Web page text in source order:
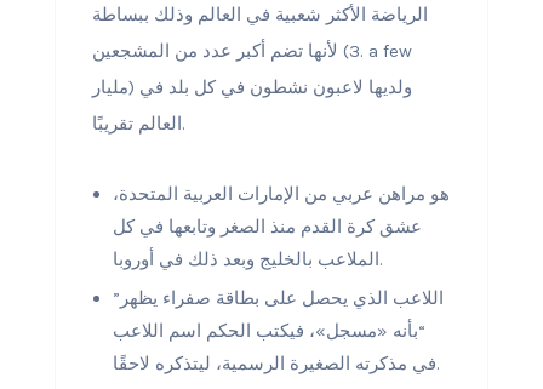
الرياضة الأكثر شعبية في العالم وذلك ببساطة
لأنها تضم أكبر عدد من المشجعين (3. a few
مليار) ولديها لاعبون نشطون في كل بلد في
العالم تقريبًا.
هو مراهن عربي من الإمارات العربية المتحدة،
عشق كرة القدم منذ الصغر وتابعها في كل
الملاعب بالخليج وبعد ذلك في أوروبا.
اللاعب الذي يحصل على بطاقة صفراء يظهر”
“بأنه «مسجل»، فيكتب الحكم اسم اللاعب
في مذكرته الصغيرة الرسمية، ليتذكره لاحقًا.